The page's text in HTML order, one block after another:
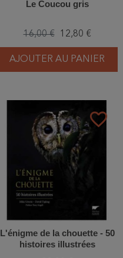
Le Coucou gris
16,00 € 12,80 €
AJOUTER AU PANIER
favorite_border
L'énigme de la chouette - 50
histoires illustrées